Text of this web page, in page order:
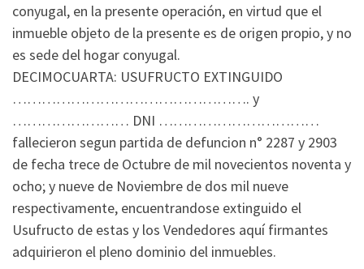
conyugal, en la presente operación, en virtud que el
inmueble objeto de la presente es de origen propio, y no
es sede del hogar conyugal.
DECIMOCUARTA: USUFRUCTO EXTINGUIDO
…………………………………………. y
…………………… DNI ……………………………
fallecieron segun partida de defuncion n° 2287 y 2903
de fecha trece de Octubre de mil novecientos noventa y
ocho; y nueve de Noviembre de dos mil nueve
respectivamente, encuentrandose extinguido el
Usufructo de estas y los Vendedores aquí firmantes
adquirieron el pleno dominio del inmuebles.